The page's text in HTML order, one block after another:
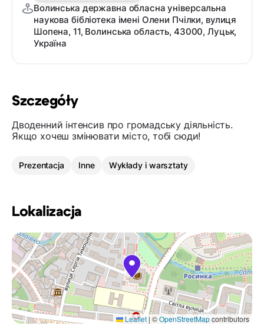
Szczegóły
Дводенний інтенсив про громадську діяльність.
Якщо хочеш змінювати місто, тобі сюди!
Prezentacja Inne Wykłady i warsztaty
Lokalizacja
Leaflet | ©OpenStreetMapcontributors
Волинська державна обласна універсальна
наукова бібліотека імені Олени Пчілки, вулиця
Шопена, 11, Волинська область, 43000, Луцьк,
Україна